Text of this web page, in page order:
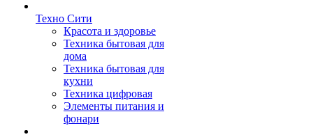
Техно Сити
Красота и здоровье
Техника бытовая для
дома
Техника бытовая для
кухни
Техника цифровая
Элементы питания и
фонари